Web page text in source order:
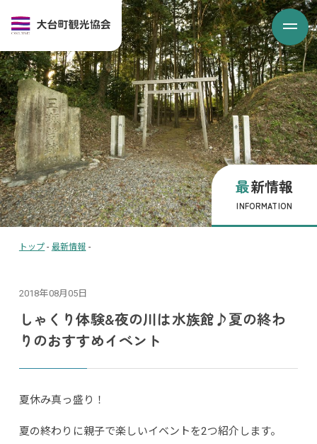
最新情報
INFORMATION
トップ - 最新情報 -
2018年08月05日
しゃくり体験&夜の川は水族館♪夏の終わ
りのおすすめイベント
夏休み真っ盛り！
夏の終わりに親子で楽しいイベントを2つ紹介します。